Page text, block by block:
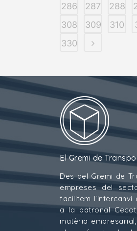
286
287 288
308
309 310
330
El Gremi de
Des del Gremi de
empreses del
facilitem
a la patronal
matèria